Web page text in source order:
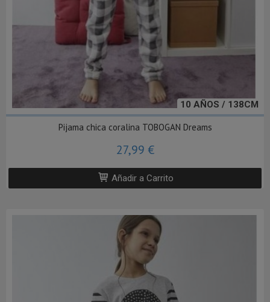
10 AÑOS / 138CM
Pijama chica coralina TOBOGAN Dreams
27,99 €
Añadir a Carrito